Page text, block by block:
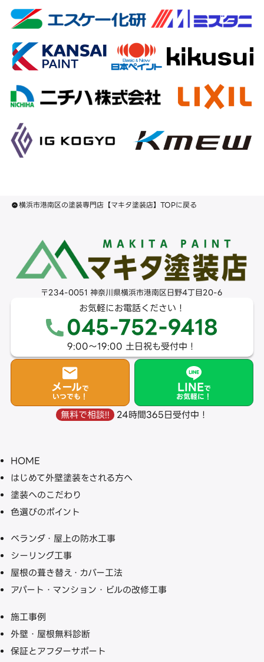
横浜市港南区の塗装専門店【マキタ塗装店】TOPに戻る
〒234-0051 神奈川県横浜市港南区日野4丁目20-6
お気軽にお電話ください！
045-752-9418
9:00〜19:00 土日祝も受付中！
メールで
いつでも！
LINEで
お気軽に！
無料で相談!! 24時間365日受付中！
HOME
はじめて外壁塗装をされる方へ
塗装へのこだわり
色選びのポイント
ベランダ・屋上の防水工事
シーリング工事
屋根の葺き替え・カバー工法
アパート・マンション・ビルの改修工事
施工事例
外壁・屋根無料診断
保証とアフターサポート